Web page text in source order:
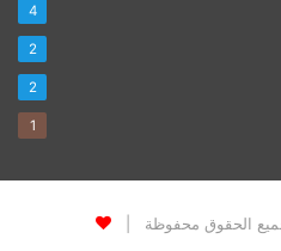
4
2
2
1